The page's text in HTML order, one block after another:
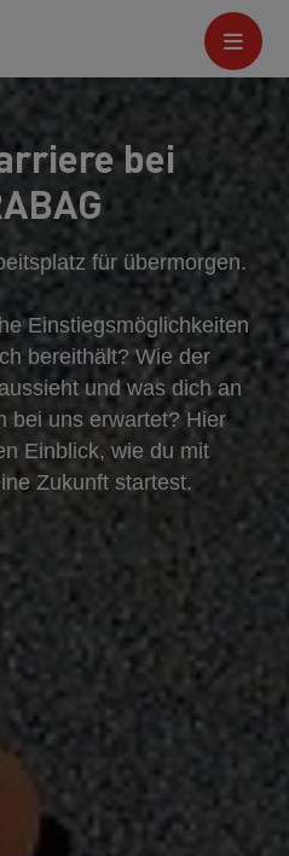
bei
für übermorgen.
Einstiegsmöglichkeiten
bereithält? Wie der
und was dich an
bei uns erwartet? Hier
Einblick, wie du mit
Zukunft startest.